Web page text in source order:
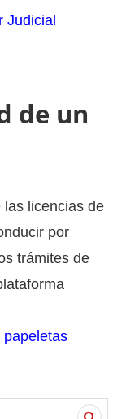
Judicial
de un
las licencias de
por
trámites de
papeletas